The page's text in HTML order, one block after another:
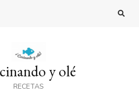
y olé
RECETAS